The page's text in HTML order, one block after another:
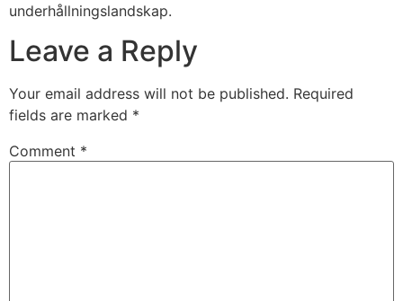
underhållningslandskap.
Leave a Reply
Your email address will not be published. Required
fields are marked *
Comment *